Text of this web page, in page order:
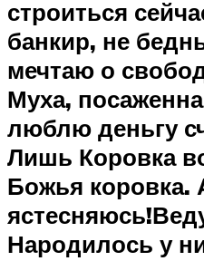
строиться
банкир, не
мечтаю о
Муха,
люблю деньгу
Лишь Коровка
Божья коровка.
Народилось у